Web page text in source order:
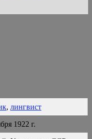
, лингвист
1922 г.